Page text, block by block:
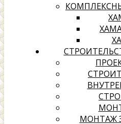
МОНТАЖ